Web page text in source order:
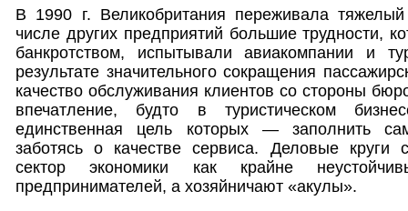
В 1990 г. Великобритания переживала
числе других предприятий большие трудности,
банкротством, испытывали авиакомпании и
результате значительного сокращения
качество обслуживания клиентов со стороны
впечатление, будто в туристическом
единственная цель которых — заполнить
заботясь о качестве сервиса. Деловые круги
сектор экономики как крайне
предпринимателей, а хозяйничают «акулы».